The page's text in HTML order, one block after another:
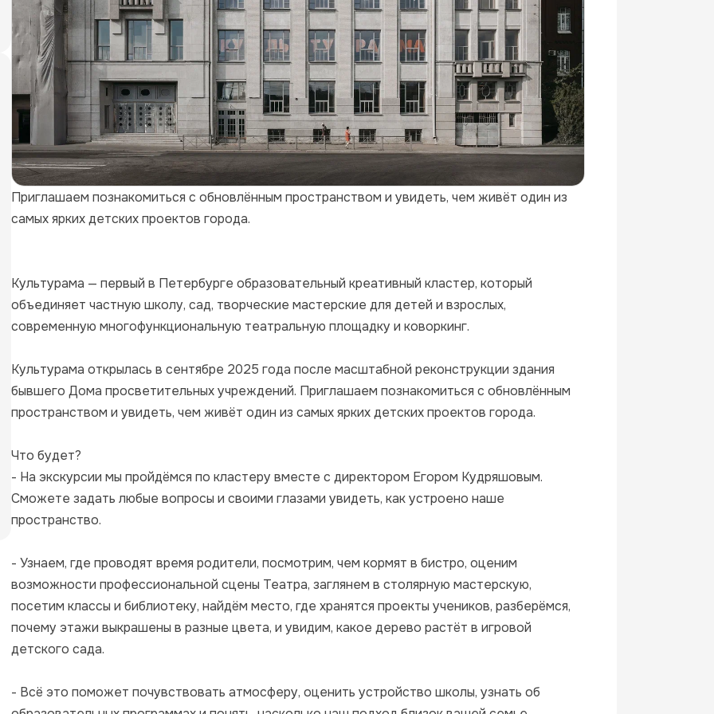
Приглашаем познакомиться с обновлённым пространством и увидеть, чем живёт один из
самых ярких детских проектов города.
Культурама — первый в Петербурге образовательный креативный кластер, который
объединяет частную школу, сад, творческие мастерские для детей и взрослых,
современную многофункциональную театральную площадку и коворкинг.
Культурама открылась в сентябре 2025 года после масштабной реконструкции здания
бывшего Дома просветительных учреждений. Приглашаем познакомиться с обновлённым
пространством и увидеть, чем живёт один из самых ярких детских проектов города.
Что будет?
- На экскурсии мы пройдёмся по кластеру вместе с директором Егором Кудряшовым.
Сможете задать любые вопросы и своими глазами увидеть, как устроено наше
пространство.
- Узнаем, где проводят время родители, посмотрим, чем кормят в бистро, оценим
возможности профессиональной сцены Театра, заглянем в столярную мастерскую,
посетим классы и библиотеку, найдём место, где хранятся проекты учеников, разберёмся,
почему этажи выкрашены в разные цвета, и увидим, какое дерево растёт в игровой
детского сада.
- Всё это поможет почувствовать атмосферу, оценить устройство школы, узнать об